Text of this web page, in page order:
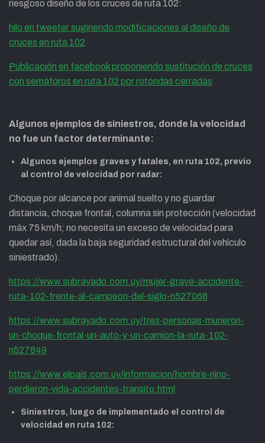
riesgoso diseño de los cruces de ruta 102:
hilo en tweeter sugiriendo modificaciones al diseño de
cruces en ruta 102
Publicación en facebook proponiendo sustitución de cruces
con semáforos en ruta 102 por rotondas cerradas
Algunos ejemplos de siniestros, donde la velocidad
no fue un factor determinante:
Algunos ejemplos graves y fatales, en ruta 102, previo
al control de velocidad por radar:
Choque por alcance por animal suelto y no guardar
distancia, choque frontal, columna sin protección (velocidad
máx 75 km/h; no necesita un exceso de velocidad para
quedar así, dada la baja seguridad estructural del vehículo
siniestrado).
https://www.subrayado.com.uy/mujer-grave-accidente-
ruta-102-frente-al-campeon-del-siglo-n527068
https://www.subrayado.com.uy/tres-personas-murieron-
un-choque-frontal-un-auto-y-un-camion-la-ruta-102-
n527849
https://www.elpais.com.uy/informacion/hombre-nino-
perdieron-vida-accidentes-transito.html
Siniestros, luego de implementado el control de
velocidad en ruta 102: